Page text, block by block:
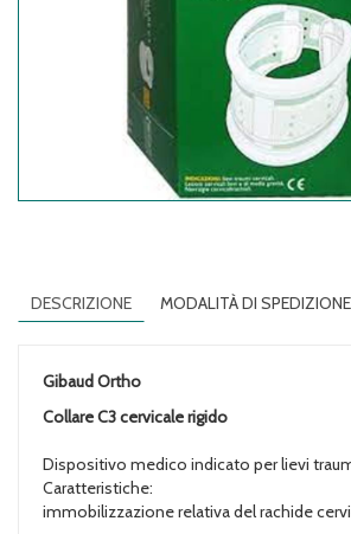
DESCRIZIONE MODALITÀ DI SPEDIZIONE
Gibaud Ortho
Collare C3 cervicale rigido
Dispositivo medico indicato per lievi
Caratteristiche:
immobilizzazione relativa del rachide